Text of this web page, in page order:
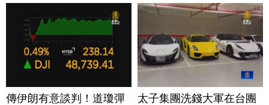
傳伊朗有意談判！道瓊彈
太子集團洗錢大軍在台團